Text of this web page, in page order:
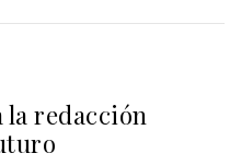
la redacción